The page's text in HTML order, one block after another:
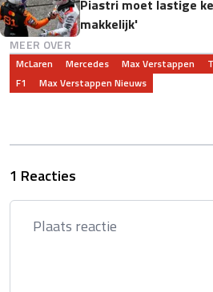
Piastri moet lastige
makkelijk'
MEER OVER
McLaren Mercedes Max Verstappen
F1
Max Verstappen Nieuws
1 Reacties